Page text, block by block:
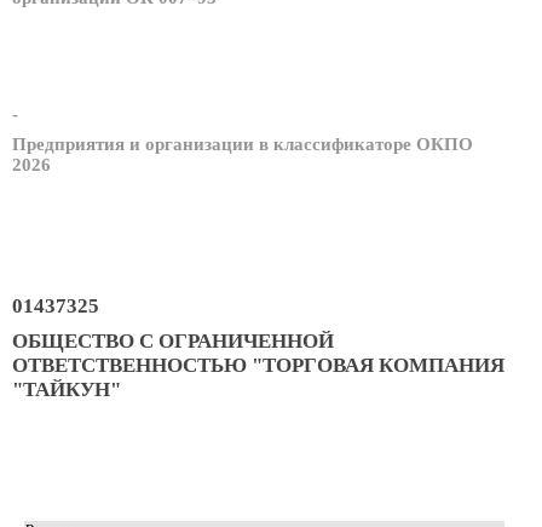
-
Предприятия и организации в классификаторе ОКПО
2026
01437325
ОБЩЕСТВО С ОГРАНИЧЕННОЙ
ОТВЕТСТВЕННОСТЬЮ "ТОРГОВАЯ КОМПАНИЯ
"ТАЙКУН"